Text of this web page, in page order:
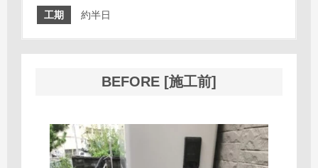
工期 約半日
BEFORE [施工前]